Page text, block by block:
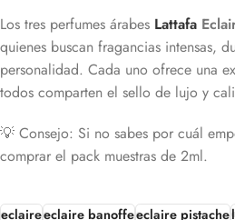
Los tres perfumes árabes Lattafa
quienes buscan fragancias intensas,
personalidad. Cada uno ofrece una
todos comparten el sello de lujo y
💡 Consejo: Si no sabes por cuál
comprar el pack muestras de 2ml.
eclaireeclaire banoffeeclaire pistache